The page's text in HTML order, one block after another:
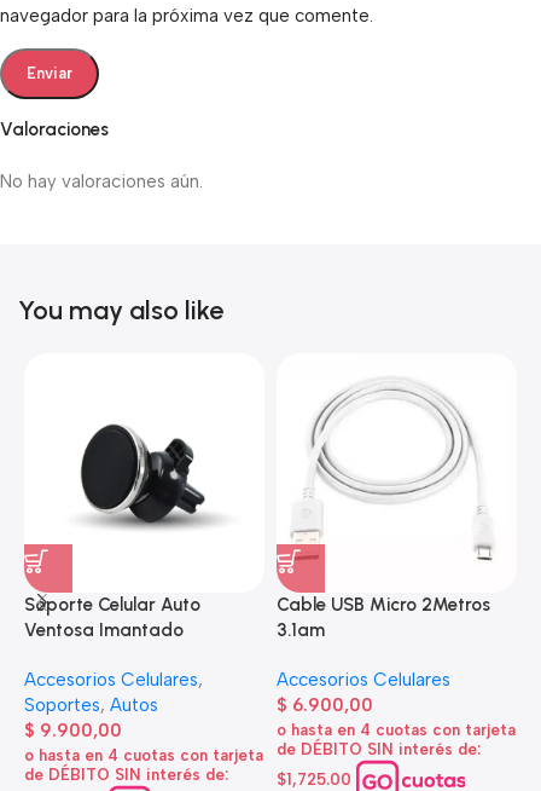
Valoraciones
No hay valoraciones aún.
navegador para la próxima vez que comente.
You may also like
Soporte Celular Auto
Ventosa Imantado
Accesorios Celulares,
Soportes, Autos
$ 9.900,00
o hasta en 4 cuotas con tarjeta
de DÉBITO SIN interés de:
Cable USB Micro 2Metros
3.1am
Accesorios Celulares
$ 6.900,00
o hasta en 4 cuotas con tarjeta
de DÉBITO SIN interés de:
$1,725.00